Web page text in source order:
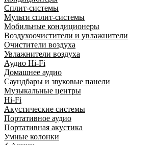
Сплит-системы
Мульти сплит-системы
Мобильные кондиционеры
Воздухоочистители и увлажнители
Очистители воздуха
Увлажнители воздуха
Аудио Hi-Fi
Домашнее аудио
Саундбары и звуковые панели
Музыкальные центры
Hi-Fi
Акустические системы
Портативное аудио
Портативная акустика
Умные колонки